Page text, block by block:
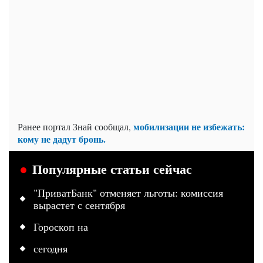
Ранее портал Знай сообщал, мобилизации не избежать:
кому не дадут бронь.
Популярные статьи сейчас
"ПриватБанк" отменяет льготы: комиссия
вырастет с сентября
Гороскоп на
сегодня